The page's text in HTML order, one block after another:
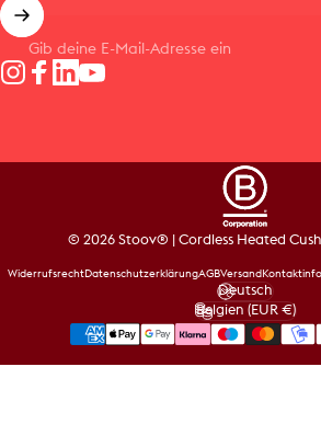
Gib deine E-Mail-Adresse ein
© 2026 Stoov® | Cordless Heated
WiderrufsrechtDatenschutzerklärungAGBVersand
Sprache
Deutsch
Land/Region
Belgien (EUR €)